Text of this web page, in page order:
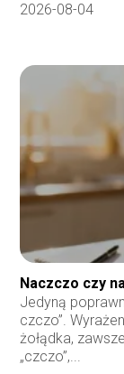
2026-08-04
Naczczo czy
Jedyną
czczo”.
żołądka,
„czczo”,...